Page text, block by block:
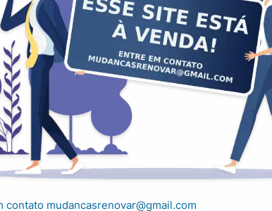
Vila
e Transportes Vila Santa Catarina
contato mudancasrenovar@gmail.com